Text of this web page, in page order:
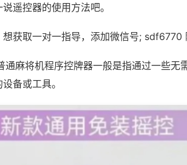
遥控器的使用方法吧。
获取一对一指导，添加微信号; sdf6770
通麻将机程序控牌器一般是指通过一些无
备或工具。